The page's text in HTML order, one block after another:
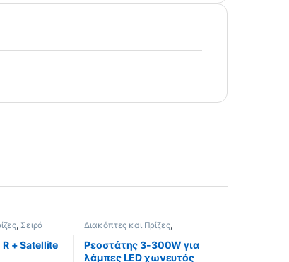
, Σειρά
R + Satellite
Διακόπτες και Πρίζες,
Ρεοστάτες Τοίχου
Σειρά City,CITY Λευκό
Ρεοστάτης 3-300W για
λάμπες LED χωνευτός